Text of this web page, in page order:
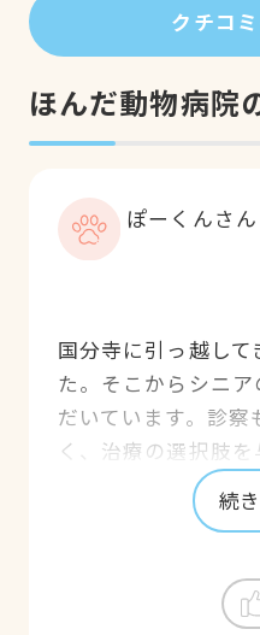
クチコ
ほんだ動物病院
ぽーくんさん
国分寺に引っ越し
た。そこからシニ
だいています。診察
く、治療の選択肢を
治療の選択は複数
るのは飼い主。し
を充分に考えられ
ミングやホテルで
続